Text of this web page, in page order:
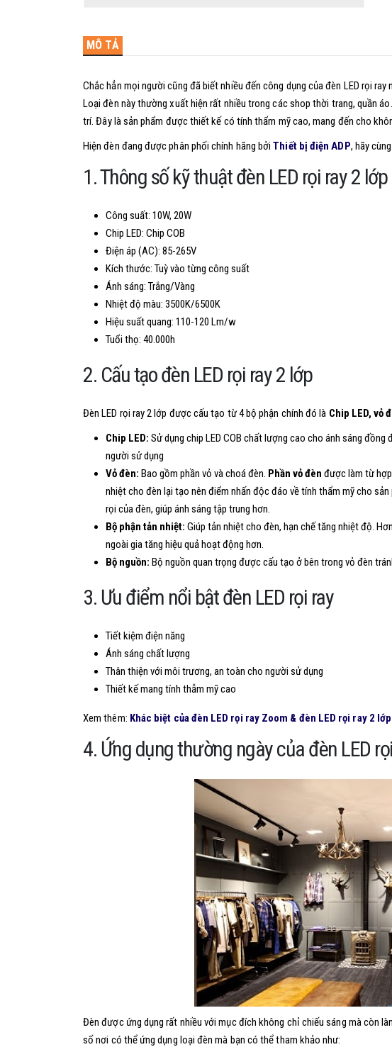
MÔ TẢ
Chắc hẳn mọi người cũng đã biết nhiều đến công dụng của đèn LED rọi ray
Loại đèn này thường xuất hiện rất nhiều trong các shop thời trang, quần
trí. Đây là sản phẩm được thiết kế có tính thẩm mỹ cao, mang đến cho
Hiện đèn đang được phân phối chính hãng bởiThiết bị điện ADP, hãy
1. Thông số kỹ thuật đèn LED rọi ray 2 lớp
Công suất: 10W, 20W
Chip LED: Chip COB
Điện áp (AC): 85-265V
Kích thước: Tuỳ vào từng công suất
Ánh sáng: Trắng/Vàng
Nhiệt độ màu: 3500K/6500K
Hiệu suất quang: 110-120 Lm/w
Tuổi thọ: 40.000h
2. Cấu tạo đèn LED rọi ray 2 lớp
Đèn LED rọi ray 2 lớp được cấu tạo từ 4 bộ phận chính đó là Chip LED, vỏ
Chip LED: Sử dụng chip LED COB chất lượng cao cho ánh sáng
người sử dụng
Vỏ đèn: Bao gồm phần vỏ và choá đèn. Phần vỏ đèn được làm từ
nhiệt cho đèn lại tạo nên điểm nhấn độc đáo về tính thẩm mỹ cho sản
rọi của đèn, giúp ánh sáng tập trung hơn.
Bộ phận tản nhiệt: Giúp tản nhiệt cho đèn, hạn chế tăng nhiệt độ.
ngoài gia tăng hiệu quả hoạt động hơn.
Bộ nguồn: Bộ nguồn quan trọng được cấu tạo ở bên trong vỏ đèn
3. Ưu điểm nổi bật đèn LED rọi ray
Tiết kiệm điện năng
Ánh sáng chất lượng
Thân thiện với môi trương, an toàn cho người sử dụng
Thiết kế mang tính thẫm mỹ cao
Xem thêm: Khác biệt của đèn LED rọi ray Zoom & đèn LED rọi ray 2 lớp
4. Ứng dụng thường ngày của đèn LED
Đèn được ứng dụng rất nhiều với mục đích không chỉ chiếu sáng mà còn
số nơi có thể ứng dụng loại đèn mà bạn có thể tham khảo như: